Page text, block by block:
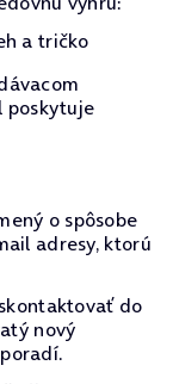
a tričko
poskytuje
o spôsobe
adresy, ktorú
do
nový